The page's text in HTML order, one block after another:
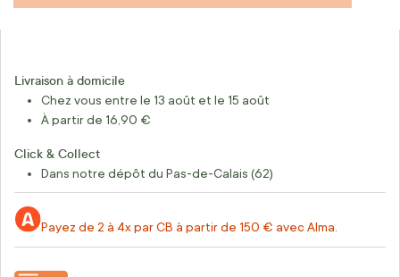
Livraison à domicile
Chez vous entre le 13 août et le 15 août
À partir de 16,90 €
Click & Collect
Dans notre dépôt du Pas-de-Calais (62)
Payez de 2 à 4x par CB à partir de 150 € avec Alma.